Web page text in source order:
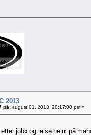
2013
på: august 01, 2013, 20:17:00 pm »
jobb og reise heim på